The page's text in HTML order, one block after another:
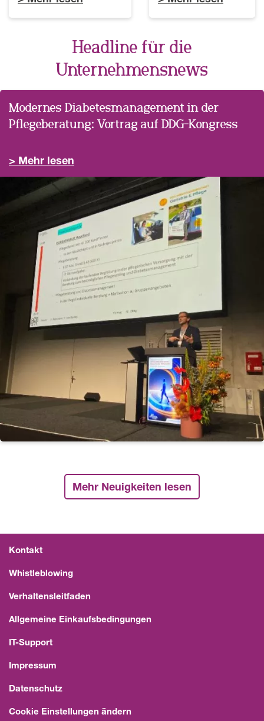
Headline für die
Unternehmensnews
Modernes Diabetesmanagement in der
Pflegeberatung: Vortrag auf DDG-Kongress
Mehr lesen
Mehr Neuigkeiten lesen
Kontakt
Whistleblowing
Verhaltensleitfaden
Allgemeine Einkaufsbedingungen
IT-Support
Impressum
Datenschutz
Cookie Einstellungen ändern